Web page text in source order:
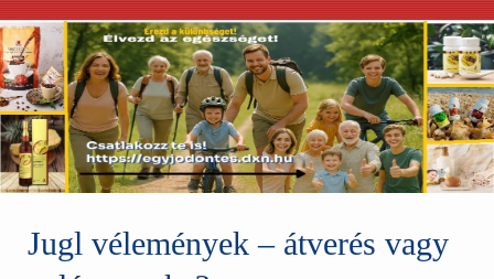
Jugl vélemények – átverés vagy